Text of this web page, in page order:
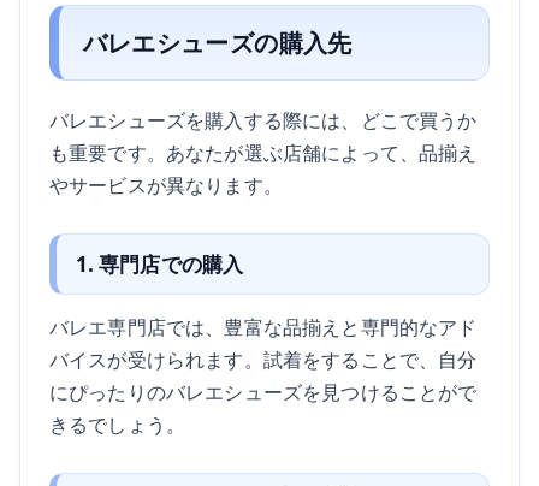
バレエシューズの購入先
バレエシューズを購入する際には、どこで買うか
も重要です。あなたが選ぶ店舗によって、品揃え
やサービスが異なります。
1. 専門店での購入
バレエ専門店では、豊富な品揃えと専門的なアド
バイスが受けられます。試着をすることで、自分
にぴったりのバレエシューズを見つけることがで
きるでしょう。